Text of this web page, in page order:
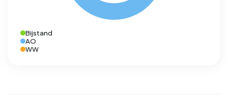
Bijstand
AO
WW